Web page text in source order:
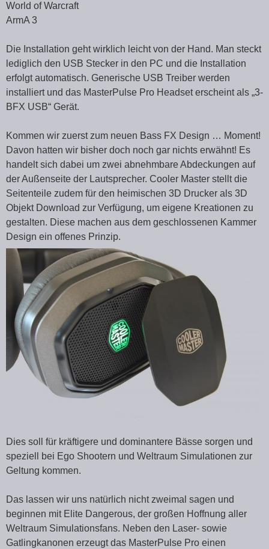
World of Warcraft
ArmA 3
Die Installation geht wirklich leicht von der Hand. Man steckt
lediglich den USB Stecker in den PC und die Installation
erfolgt automatisch. Generische USB Treiber werden
installiert und das MasterPulse Pro Headset erscheint als „3-
BFX USB“ Gerät.
Kommen wir zuerst zum neuen Bass FX Design … Moment!
Davon hatten wir bisher doch noch gar nichts erwähnt! Es
handelt sich dabei um zwei abnehmbare Abdeckungen auf
der Außenseite der Lautsprecher. Cooler Master stellt die
Seitenteile zudem für den heimischen 3D Drucker als 3D
Objekt Download zur Verfügung, um eigene Kreationen zu
gestalten. Diese machen aus dem geschlossenen Kammer
Design ein offenes Prinzip.
Dies soll für kräftigere und dominantere Bässe sorgen und
speziell bei Ego Shootern und Weltraum Simulationen zur
Geltung kommen.
Das lassen wir uns natürlich nicht zweimal sagen und
beginnen mit Elite Dangerous, der großen Hoffnung aller
Weltraum Simulationsfans. Neben den Laser- sowie
Gatlingkanonen erzeugt das MasterPulse Pro einen